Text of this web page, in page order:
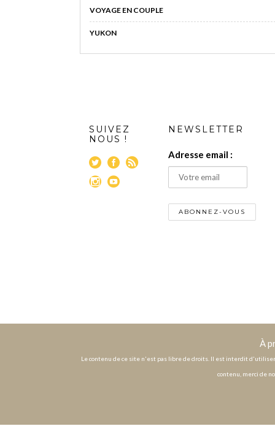
VOYAGE EN COUPLE
YUKON
SUIVEZ
NOUS !
NEWSLETTER
Adresse email :
À
Le contenu de ce site n'est pas libre de droits. Il est interdit
contenu, merci de